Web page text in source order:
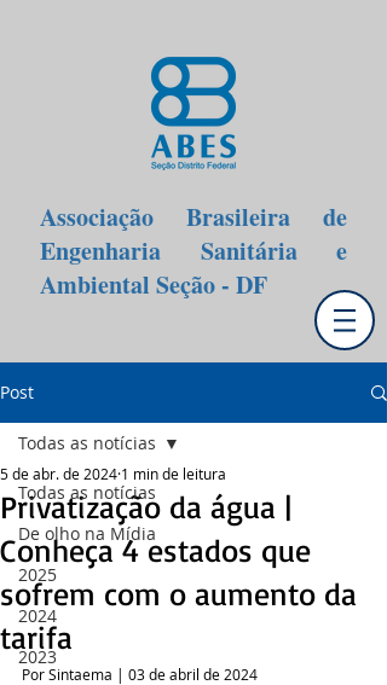
Associação Brasileira de
Engenharia Sanitária e
Ambiental Seção - DF
Post
Todas as notícias
De olho na Mídia
2025
2024
2023
Todas as notícias
Privatização da água |
Conheça 4 estados que
sofrem com o aumento da
tarifa
5 de abr. de 2024 1 min de leitura
Por Sintaema | 03 de abril de 2024